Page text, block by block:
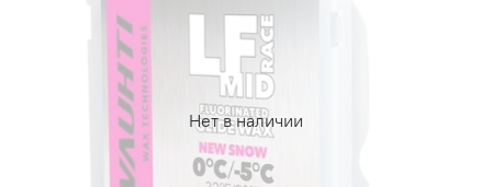
Нет в наличии